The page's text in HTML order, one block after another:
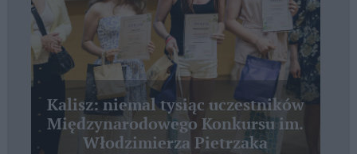
Kalisz: niemal tysiąc uczestników
Międzynarodowego Konkursu im.
Włodzimierza Pietrzaka